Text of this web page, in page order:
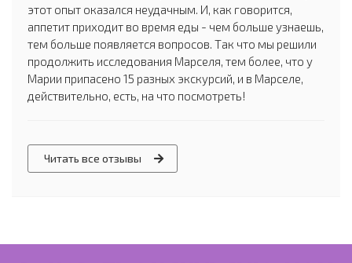
этот опыт оказался неудачным. И, как говорится,
аппетит приходит во время еды - чем больше узнаешь,
тем больше появляется вопросов. Так что мы решили
продолжить исследования Марселя, тем более, что у
Марии припасено 15 разных экскурсий, и в Марселе,
действительно, есть, на что посмотреть!
Читать все отзывы